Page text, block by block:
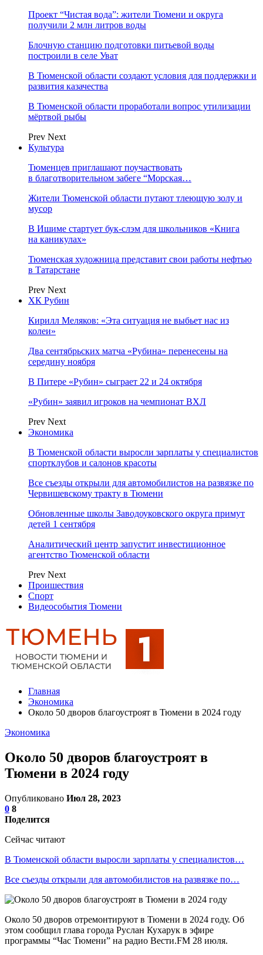
Проект “Чистая вода”: жители Тюмени и округа
получили 2 млн литров воды
Блочную станцию подготовки питьевой воды
построили в селе Уват
В Тюменской области создают условия для поддержки и
развития казачества
В Тюменской области проработали вопрос утилизации
мёртвой рыбы
Prev Next
Культура
Тюменцев приглашают поучаствовать
в благотворительном забеге “Морская…
Жители Тюменской области путают тлеющую золу и
мусор
В Ишиме стартует бук-слэм для школьников «Книга
на каникулах»
Тюменская художница представит свои работы нефтью
в Татарстане
Prev Next
ХК Рубин
Кирилл Меляков: «Эта ситуация не выбьет нас из
колеи»
Два сентябрьских матча «Рубина» перенесены на
середину ноября
В Питере «Рубин» сыграет 22 и 24 октября
«Рубин» заявил игроков на чемпионат ВХЛ
Prev Next
Экономика
В Тюменской области выросли зарплаты у специалистов
спортклубов и салонов красоты
Все съезды открыли для автомобилистов на развязке по
Червишевскому тракту в Тюмени
Обновленные школы Заводоуковского округа примут
детей 1 сентября
Аналитический центр запустит инвестиционное
агентство Тюменской области
Prev Next
Проишествия
Спорт
Видеособытия Тюмени
Главная
Экономика
Около 50 дворов благоустроят в Тюмени в 2024 году
Экономика
Около 50 дворов благоустроят в
Тюмени в 2024 году
Опубликовано Июл 28, 2023
0 8
Поделится
Сейчас читают
В Тюменской области выросли зарплаты у специалистов…
Все съезды открыли для автомобилистов на развязке по…
Около 50 дворов отремонтируют в Тюмени в 2024 году. Об
этом сообщил глава города Руслан Кухарук в эфире
программы “Час Тюмени” на радио Вести.FM 28 июля.